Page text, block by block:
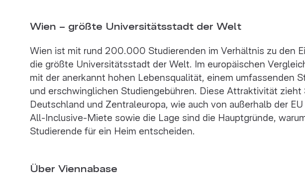
Wien – größte Universitätsstadt der Welt
Wien ist mit rund 200.000 Studierenden im Verhältnis zu den
die größte Universitätsstadt der Welt. Im europäischen
mit der anerkannt hohen Lebensqualität, einem umfassenden
und erschwinglichen Studiengebühren. Diese Attraktivität zieht
Deutschland und Zentraleuropa, wie auch von außerhalb der
All-Inclusive-Miete sowie die Lage sind die Hauptgründe,
Studierende für ein Heim entscheiden.
Über Viennabase